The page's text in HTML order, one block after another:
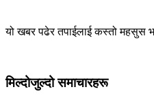
यो खबर पढेर तपाईलाई कस्तो महसुस
मिल्दोजुल्दो समाचारहरू